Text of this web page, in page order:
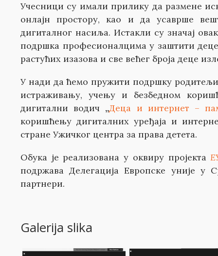
Учесници су имали прилику да размене
онлајн простору, као и да усаврше
дигиталног насиља. Истакли су значај
подршка професионалцима у заштити
растућих изазова и све већег броја деце
У нади да ћемо пружити подршку
истраживању, учењу и безбедном
дигитални водич „Деца и интернет –
коришћењу дигиталних уређаја и
стране Ужичког центра за права детета.
Обука је реализована у оквиру пројекта
подржава Делегација Европске уније у
партнери.
Galerija slika